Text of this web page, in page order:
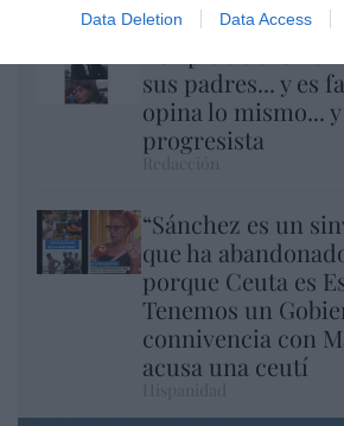
Data Deletion Data Access
sus padres... y es
opina lo mismo... y
progresista
“Sánchez es un
que ha
porque Ceuta es
Tenemos un
connivencia con
acusa una ceutí